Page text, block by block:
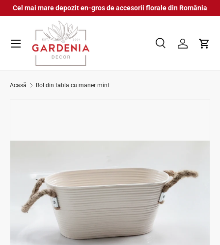
Sari la conținut
Cel mai mare depozit en-gros de accesorii florale din România
Căutare
Caută Coș
Meniu
Acasă Bol din tabla cu maner mint